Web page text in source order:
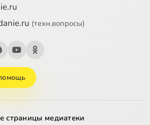
(техн.вопросы)
страницы медиатеки